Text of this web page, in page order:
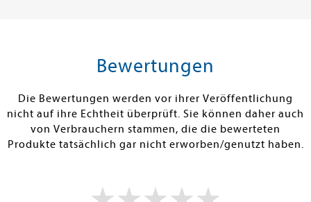
Warenkorb
Bewertungen
Die Bewertungen werden vor ihrer Veröffentlichung
nicht auf ihre Echtheit überprüft. Sie können daher auch
von Verbrauchern stammen, die die bewerteten
Produkte tatsächlich gar nicht erworben/genutzt haben.